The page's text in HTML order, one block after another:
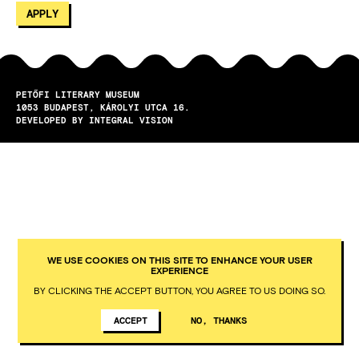
PETŐFI LITERARY MUSEUM
1053
BUDAPEST
KÁROLYI UTCA 16.
DEVELOPED BY INTEGRAL VISION
WE USE COOKIES ON THIS SITE TO ENHANCE YOUR USER
EXPERIENCE
BY CLICKING THE ACCEPT BUTTON, YOU AGREE TO US DOING SO.
ACCEPT NO, THANKS